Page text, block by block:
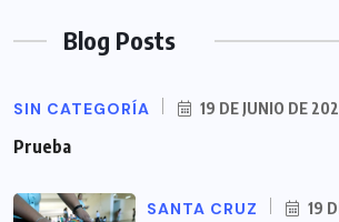
Blog Posts
SIN CATEGORÍA 19 DE JUNIO DE
Prueba
SANTA CRUZ 19